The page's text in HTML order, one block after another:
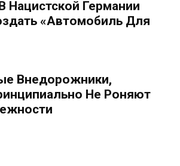
Нацистской Германии
«автомобиль Для
Внедорожники,
Не Роняют